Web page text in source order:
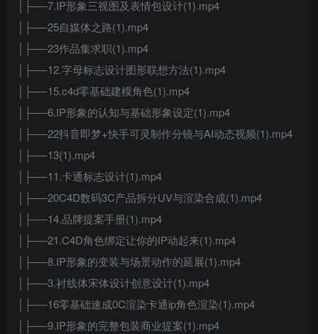
│├──7.IP形象三视图及表情包设计(1).mp4
│├──25自媒体之路(1).mp4
│├──23作品集求职(1).mp4
│├──12.字母标志设计图形联想方法(1).mp4
│├──15.c4d零基础建模角色(1).mp4
│├──6.IP形象的认知与基础形象设定(1).mp4
│├──22抖音即梦+快手可灵制作分镜与AI动态视频(1).mp4
│├──13(1).mp4
│├──11.卡通标志设计(1).mp4
│├──20C4D数码3C产品拆分UV与渲染合成(1).mp4
│├──14.品牌提案手册(1).mp4
│├──21.C4D角色绑定让你的IP动起来(1).mp4
│├──8.IP形象的变装与场景动作的延展(1).mp4
│├──3.衬线体宋体设计创意设计(1).mp4
│├──16零基础速成0C渲染卡通ip角色渲染(1).mp4
│├──9.IP形象的完整包装商业提案(1).mp4